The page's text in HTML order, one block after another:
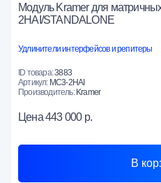
Модуль Kramer для
2HAI/STANDALONE
Удлинители интерфейсов и репитеры
ID товара:3883
Артикул: MC3-2HAI
Производитель:Kramer
Цена443 000 р.
В